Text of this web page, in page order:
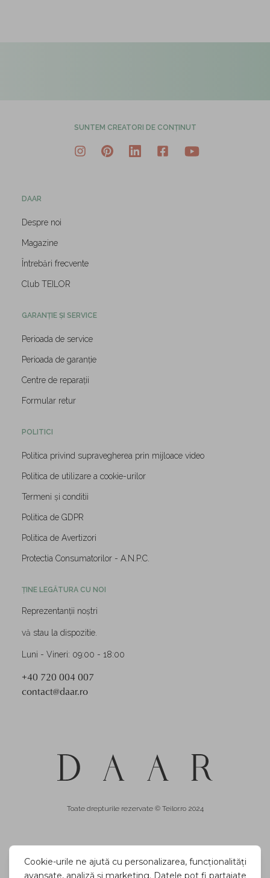
SUNTEM CREATORI DE CONȚINUT
DAAR
Despre noi
Magazine
Întrebări frecvente
Club TEILOR
GARANȚIE ȘI SERVICE
Perioada de service
Perioada de garanție
Centre de reparații
Formular retur
POLITICI
Politica privind supravegherea prin mijloace video
Politica de utilizare a cookie-urilor
Termeni și conditii
Politica de GDPR
Politica de Avertizori
Protectia Consumatorilor - A.N.P.C.
ȚINE LEGĂTURA CU NOI
Reprezentanții noștri
vă stau la dispozitie.
Luni - Vineri: 09:00 - 18:00
+40 720 004 007
contact@daar.ro
Toate drepturile rezervate © Teilor.ro 2024